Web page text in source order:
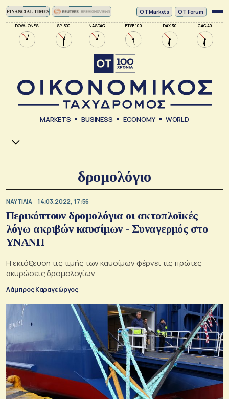
DOW JONES SP 500 NASDAQ FTSE 100 DAX 30 CAC 40
ΟΤ Markets OT Forum
MARKETS BUSINESS ECONOMY WORLD
Χ.Α.
δρομολόγιο
ΝΑΥΤΙΛΙΑ 14.03.2022, 17:56
Περικόπτουν δρομολόγια οι ακτοπλοϊκές
λόγω ακριβών καυσίμων - Συναγερμός στο
ΥΝΑΝΠ
Η εκτόξευση τις τιμής των καυσίμων φέρνει τις πρώτες
ακυρώσεις δρομολογίων
Λάμπρος Καραγεώργος